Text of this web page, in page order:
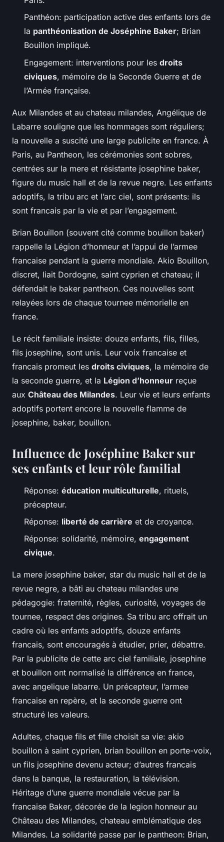
Panthéon: participation active des enfants lors de
la panthéonisation de Joséphine Baker; Brian
Bouillon impliqué.
Engagement: interventions pour les droits
civiques, mémoire de la Seconde Guerre et de
l’Armée française.
Aux Milandes et au chateau milandes, Angélique de
Labarre souligne que les hommages sont réguliers;
la nouvelle a suscité une large publicite en france. À
Paris, au Pantheon, les cérémonies sont sobres,
centrées sur la mere et résistante josephine baker,
figure du music hall et de la revue negre. Les enfants
adoptifs, la tribu arc et l’arc ciel, sont présents: ils
sont francais par la vie et par l’engagement.
Brian Bouillon (souvent cité comme bouillon baker)
rappelle la Légion d’honneur et l’appui de l’armee
francaise pendant la guerre mondiale. Akio Bouillon,
discret, liait Dordogne, saint cyprien et chateau; il
défendait le baker pantheon. Ces nouvelles sont
relayées lors de chaque tournee mémorielle en
france.
Le récit familiale insiste: douze enfants, fils, filles,
fils josephine, sont unis. Leur voix francaise et
francais promeut les droits civiques, la mémoire de
la seconde guerre, et la Légion d’honneur reçue
aux Château des Milandes. Leur vie et leurs enfants
adoptifs portent encore la nouvelle flamme de
josephine, baker, bouillon.
Influence de Joséphine Baker sur
ses enfants et leur rôle familial
Réponse: éducation multiculturelle, rituels,
précepteur.
Réponse: liberté de carrière et de croyance.
Réponse: solidarité, mémoire, engagement
civique.
La mere josephine baker, star du music hall et de la
revue negre, a bâti au chateau milandes une
pédagogie: fraternité, règles, curiosité, voyages de
tournee, respect des origines. Sa tribu arc offrait un
cadre où les enfants adoptifs, douze enfants
francais, sont encouragés à étudier, prier, débattre.
Par la publicite de cette arc ciel familiale, josephine
et bouillon ont normalisé la différence en france,
avec angelique labarre. Un précepteur, l’armee
francaise en repère, et la seconde guerre ont
structuré les valeurs.
Adultes, chaque fils et fille choisit sa vie: akio
bouillon à saint cyprien, brian bouillon en porte-voix,
un fils josephine devenu acteur; d’autres francais
dans la banque, la restauration, la télévision.
Héritage d’une guerre mondiale vécue par la
francaise Baker, décorée de la legion honneur au
Château des Milandes, chateau emblématique des
Milandes. La solidarité passe par le pantheon: Brian,